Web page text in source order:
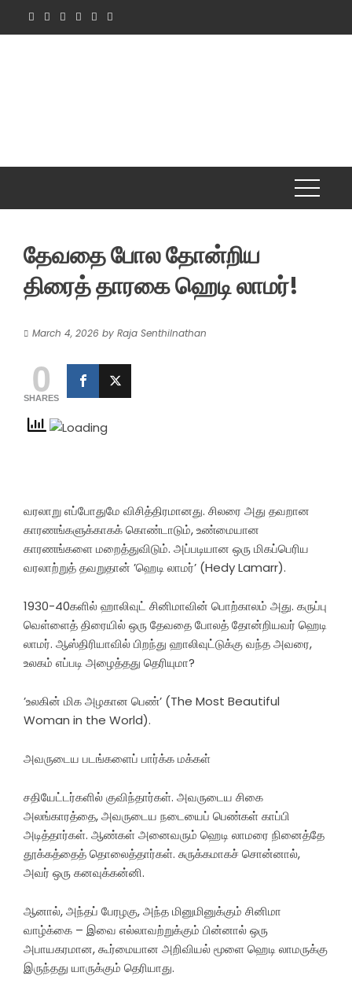
தேவதை போல தோன்றிய
திரைத் தாரகை ஹெடி லாமர்!
March 4, 2026 by Raja Senthilnathan
0
SHARES
வரலாறு எப்போதுமே விசித்திரமானது. சிலரை அது தவறான
காரணங்களுக்காகக் கொண்டாடும், உண்மையான
காரணங்களை மறைத்துவிடும். அப்படியான ஒரு மிகப்பெரிய
வரலாற்றுத் தவறுதான் ’ஹெடி லாமர்’ (Hedy Lamarr).
1930-40களில் ஹாலிவுட் சினிமாவின் பொற்காலம் அது. கருப்பு
வெள்ளைத் திரையில் ஒரு தேவதை போலத் தோன்றியவர் ஹெடி
லாமர். ஆஸ்திரியாவில் பிறந்து ஹாலிவுட்டுக்கு வந்த அவரை,
உலகம் எப்படி அழைத்தது தெரியுமா?
’உலகின் மிக அழகான பெண்’ (The Most Beautiful
Woman in the World).
அவருடைய படங்களைப் பார்க்க மக்கள்
சதியேட்டர்களில் குவிந்தார்கள். அவருடைய சிகை
அலங்காரத்தை, அவருடைய நடையைப் பெண்கள் காப்பி
அடித்தார்கள். ஆண்கள் அனைவரும் ஹெடி லாமரை நினைத்தே
தூக்கத்தைத் தொலைத்தார்கள். சுருக்கமாகச் சொன்னால்,
அவர் ஒரு கனவுக்கன்னி.
ஆனால், அந்தப் பேரழகு, அந்த மினுமினுக்கும் சினிமா
வாழ்க்கை – இவை எல்லாவற்றுக்கும் பின்னால் ஒரு
அபாயகரமான, கூர்மையான அறிவியல் மூளை ஹெடி லாமருக்கு
இருந்தது யாருக்கும் தெரியாது.